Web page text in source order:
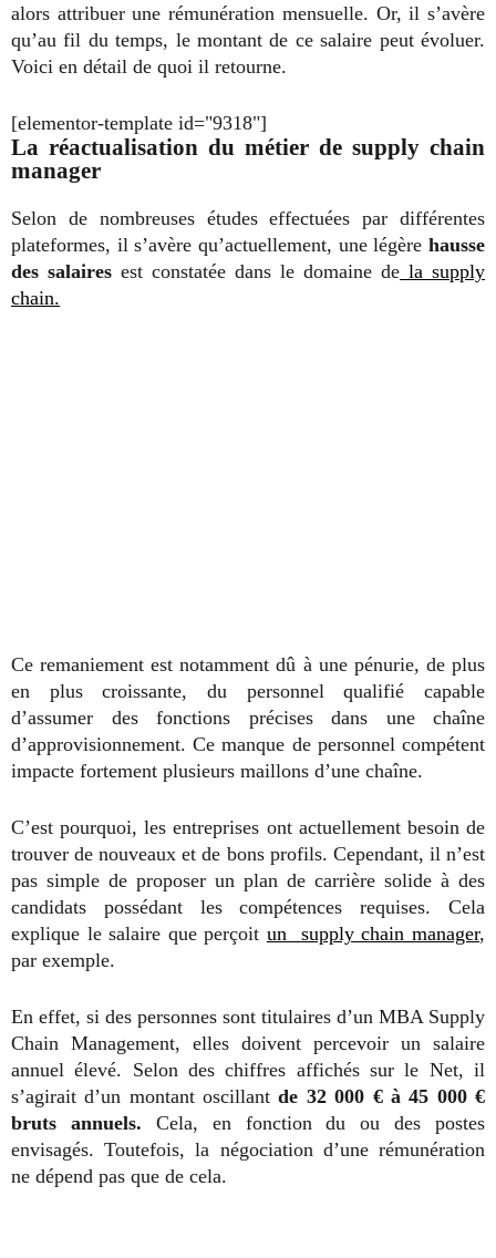
alors attribuer une rémunération mensuelle. Or, il s’avère
qu’au fil du temps, le montant de ce salaire peut évoluer.
Voici en détail de quoi il retourne.
[elementor-template id="9318"]
La réactualisation du métier de supply chain
manager
Selon de nombreuses études effectuées par différentes
plateformes, il s’avère qu’actuellement, une légère hausse
des salaires est constatée dans le domaine de la supply
chain.
Ce remaniement est notamment dû à une pénurie, de plus
en plus croissante, du personnel qualifié capable
d’assumer des fonctions précises dans une chaîne
d’approvisionnement. Ce manque de personnel compétent
impacte fortement plusieurs maillons d’une chaîne.
C’est pourquoi, les entreprises ont actuellement besoin de
trouver de nouveaux et de bons profils. Cependant, il n’est
pas simple de proposer un plan de carrière solide à des
candidats possédant les compétences requises. Cela
explique le salaire que perçoit un supply chain manager,
par exemple.
En effet, si des personnes sont titulaires d’un MBA Supply
Chain Management, elles doivent percevoir un salaire
annuel élevé. Selon des chiffres affichés sur le Net, il
s’agirait d’un montant oscillantde 32 000 € à 45 000 €
bruts annuels. Cela, en fonction du ou des postes
envisagés. Toutefois, la négociation d’une rémunération
ne dépend pas que de cela.